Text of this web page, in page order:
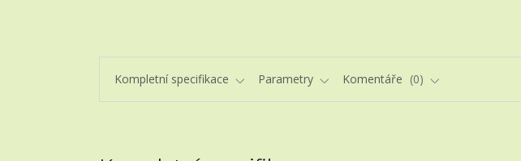
Kompletní specifikace Parametry Komentáře 0